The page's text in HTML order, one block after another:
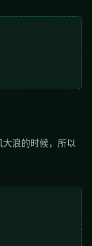
浪的时候，所以